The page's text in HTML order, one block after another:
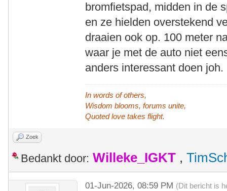
bromfietspad, midden in de
en ze hielden overstekend
draaien ook op. 100 meter
waar je met de auto niet
anders interessant doen joh.
In words of others,
Wisdom blooms, forums unite,
Quoted love takes flight.
Zoek
Bedankt door: Willeke_IGKT ,
01-Jun-2026, 08:59 PM (Dit bericht is